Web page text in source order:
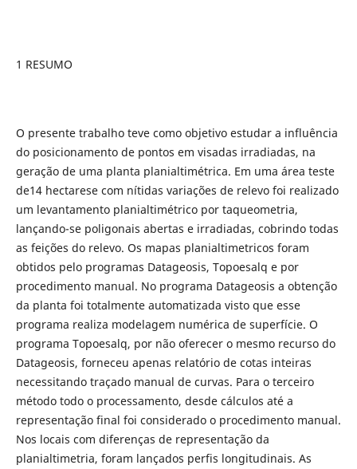
1 RESUMO
O presente trabalho teve como objetivo estudar a influência
do posicionamento de pontos em visadas irradiadas, na
geração de uma planta planialtimétrica. Em uma área teste
de14 hectarese com nítidas variações de relevo foi realizado
um levantamento planialtimétrico por taqueometria,
lançando-se poligonais abertas e irradiadas, cobrindo todas
as feições do relevo. Os mapas planialtimetricos foram
obtidos pelo programas Datageosis, Topoesalq e por
procedimento manual. No programa Datageosis a obtenção
da planta foi totalmente automatizada visto que esse
programa realiza modelagem numérica de superfície. O
programa Topoesalq, por não oferecer o mesmo recurso do
Datageosis, forneceu apenas relatório de cotas inteiras
necessitando traçado manual de curvas. Para o terceiro
método todo o processamento, desde cálculos até a
representação final foi considerado o procedimento manual.
Nos locais com diferenças de representação da
planialtimetria, foram lançados perfis longitudinais. As